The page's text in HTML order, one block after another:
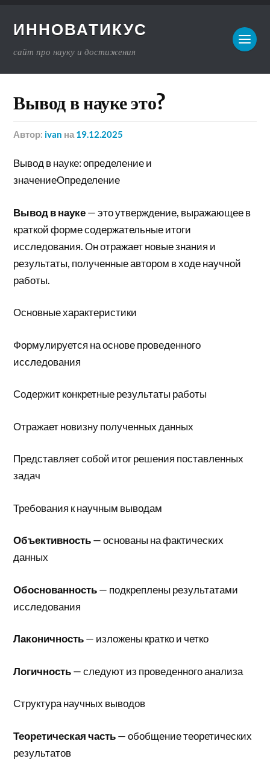
ИННОВАТИКУС
сайт про науку и достижения
Вывод в науке это?
Автор: ivan на 19.12.2025
Вывод в науке: определение и
значениеОпределение
Вывод в науке— это утверждение, выражающее в
краткой форме содержательные итоги
исследования. Он отражает новые знания и
результаты, полученные автором в ходе научной
работы.
Основные характеристики
Формулируется на основе проведенного
исследования
Содержит конкретные результаты работы
Отражает новизну полученных данных
Представляет собой итог решения поставленных
задач
Требования к научным выводам
Объективность— основаны на фактических
данных
Обоснованность— подкреплены результатами
исследования
Лаконичность— изложены кратко и четко
Логичность— следуют из проведенного анализа
Структура научных выводов
Теоретическая часть— обобщение теоретических
результатов